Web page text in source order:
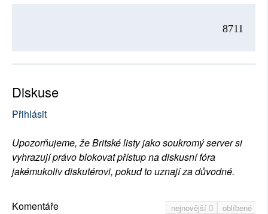
8711
Diskuse
Přihlásit
Upozorňujeme, že Britské listy jako soukromý server si
vyhrazují právo blokovat přístup na diskusní fóra
jakémukoliv diskutérovi, pokud to uznají za důvodné.
nejnovější oblíbené
Komentáře